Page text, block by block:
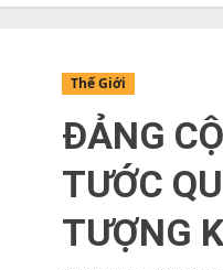
Thế Giới
ĐẢNG
TƯỚC
TƯỢNG